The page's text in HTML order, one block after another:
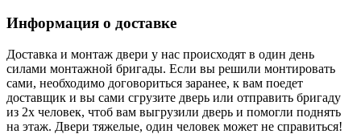
Информация о доставке
Доставка и монтаж двери у нас происходят в один день
силами монтажной бригады. Если вы решили монтировать
сами, необходимо договориться заранее, к вам поедет
доставщик и вы сами сгрузите дверь или отправить бригаду
из 2х человек, чтоб вам выгрузили дверь и помогли поднять
на этаж. Двери тяжелые, один человек может не справиться!